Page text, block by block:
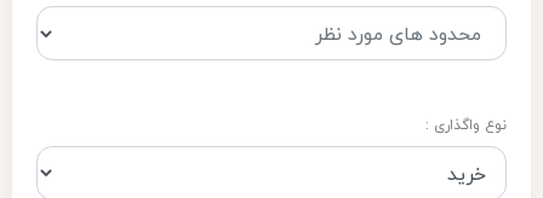
نوع واگذاری :